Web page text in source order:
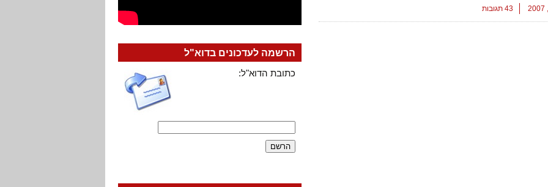
43 תגובות
הרשמה לעדכונים בדוא"ל
כתובת הדוא"ל: